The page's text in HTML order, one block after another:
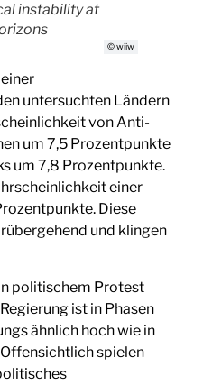
instability at
© wiiw
untersuchten Ländern
von Anti-
um 7,5 Prozentpunkte
um 7,8 Prozentpunkte.
einer
Diese
und klingen
politischem Protest
ist in Phasen
ähnlich hoch wie in
spielen